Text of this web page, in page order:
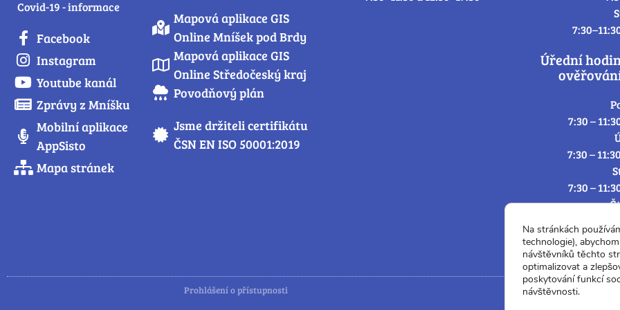
Covid-19 - informace
Facebook
Instagram
Youtube kanál
Zprávy z Mníšku
Mobilní aplikace
AppSisto
Mapa stránek
Mapová aplikace GIS
Online Mníšek pod Brdy
Mapová aplikace GIS
Online Středočeský kraj
Povodňový plán
Jsme držiteli certifikátu
ČSN EN ISO 50001:2019
Úřední
7:30 –
7:30 –
7:30 –
Prohlášení o přístupnosti
Na stránkách
technologie),
návštěvníků těchto
optimalizovat a
poskytování funkcí
návštěvnosti.